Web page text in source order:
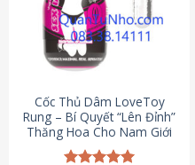
Cốc Thủ Dâm LoveToy
Rung – Bí Quyết “Lên Đỉnh”
Thăng Hoa Cho Nam Giới